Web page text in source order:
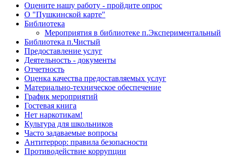
Оцените нашу работу - пройдите опрос
О "Пушкинской карте"
Библиотека
Мероприятия в библиотеке п.Экспериментальный
Библиотека п.Чистый
Предоставление услуг
Деятельность - документы
Отчетность
Оценка качества предоставляемых услуг
Материально-техническое обеспечение
График мероприятий
Гостевая книга
Нет наркотикам!
Культура для школьников
Часто задаваемые вопросы
Антитеррор: правила безопасности
Противодействие коррупции